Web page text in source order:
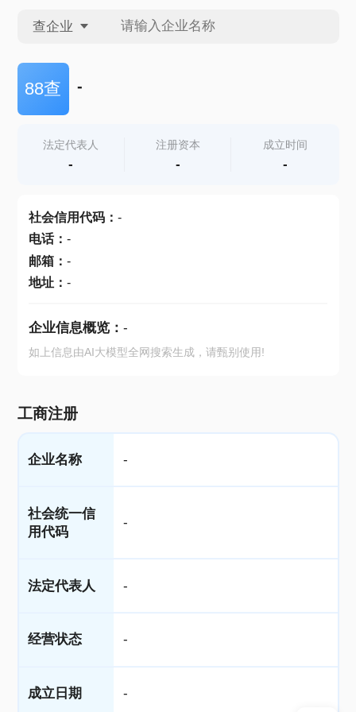
查企业
查企业
查产地
88查 -
法定代表人
-
注册资本
-
成立时间
-
社会信用代码： -
电话： -
邮箱： -
地址： -
企业信息概览： -
如上信息由AI大模型全网搜索生成，请甄别使用!
工商注册
企业名称 -
社会统一信
用代码
-
法定代表人 -
经营状态 -
成立日期 -